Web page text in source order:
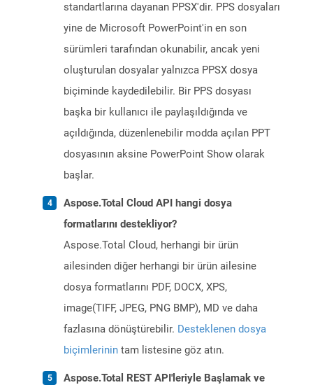
standartlarına dayanan PPSX'dir. PPS dosyaları
yine de Microsoft PowerPoint'in en son
sürümleri tarafından okunabilir, ancak yeni
oluşturulan dosyalar yalnızca PPSX dosya
biçiminde kaydedilebilir. Bir PPS dosyası
başka bir kullanıcı ile paylaşıldığında ve
açıldığında, düzenlenebilir modda açılan PPT
dosyasının aksine PowerPoint Show olarak
başlar.
Aspose.Total Cloud API hangi dosya
formatlarını destekliyor?
Aspose.Total Cloud, herhangi bir ürün
ailesinden diğer herhangi bir ürün ailesine
dosya formatlarını PDF, DOCX, XPS,
image(TIFF, JPEG, PNG BMP), MD ve daha
fazlasına dönüştürebilir. Desteklenen dosya
biçimlerinin tam listesine göz atın.
Aspose.Total REST API'leriyle Başlamak ve